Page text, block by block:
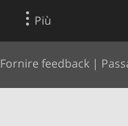
Più
Fornire feedback |
Ricerca Web